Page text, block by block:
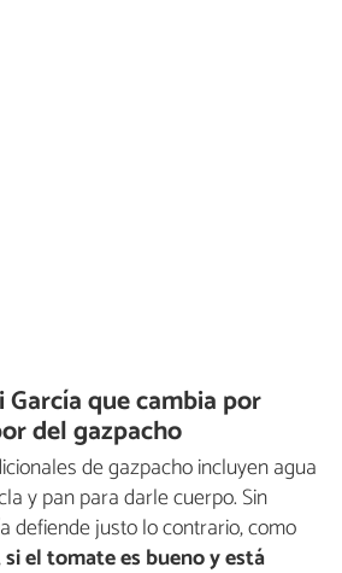
que cambia por
del gazpacho
de gazpacho incluyen agua
y pan para darle cuerpo. Sin
defiende justo lo contrario, como
si el tomate es bueno y está